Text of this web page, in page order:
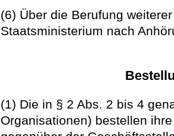
(6) Über die Berufung
Staatsministerium nach
(1) Die in § 2 Abs. 2 bis 4
Organisationen) bestellen